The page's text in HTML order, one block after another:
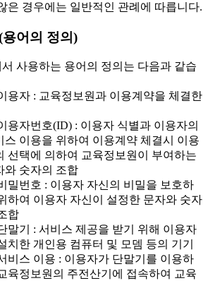
은 경우에는 일반적인 관례에 따릅니다.
어의 정의)
사용하는 용어의 정의는 다음과 같습
용자 : 교육정보원과 이용계약을 체결한
용자번호(ID) : 이용자 식별과 이용자의
스 이용을 위하여 이용계약 체결시 이용
선택에 의하여 교육정보원이 부여하는
와 숫자의 조합
밀번호 : 이용자 자신의 비밀을 보호하
하여 이용자 자신이 설정한 문자와 숫자
합
말기 : 서비스 제공을 받기 위해 이용자
치한 개인용 컴퓨터 및 모뎀 등의 기기
비스 이용 : 이용자가 단말기를 이용하
육정보원의 주전산기에 접속하여 교육